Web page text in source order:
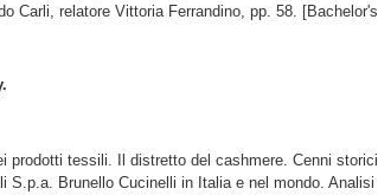
Carli, relatore Vittoria Ferrandino, pp. 58. [Bachelor's
prodotti tessili. Il distretto del cashmere. Cenni storici
Brunello Cucinelli in Italia e nel mondo. Analisi